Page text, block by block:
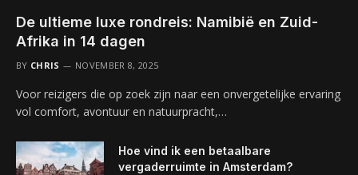
De ultieme luxe rondreis: Namibië en Zuid-
Afrika in 14 dagen
BY CHRIS NOVEMBER 8, 2025
Voor reizigers die op zoek zijn naar een onvergetelijke ervaring
vol comfort, avontuur en natuurpracht,…
Hoe vind ik een betaalbare
vergaderruimte in Amsterdam?